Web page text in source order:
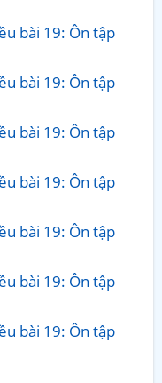
bài 19: Ôn tập
bài 19: Ôn tập
bài 19: Ôn tập
bài 19: Ôn tập
bài 19: Ôn tập
bài 19: Ôn tập
bài 19: Ôn tập